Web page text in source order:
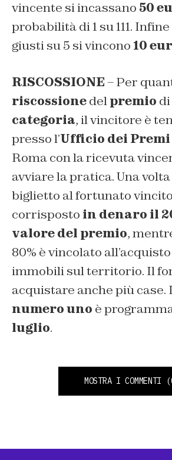
vincente si incassano 50
probabilità di 1 su 111.
giusti su 5 si vincono 10
RISCOSSIONE– Per
riscossionedelpremio
categoria, il vincitore è
presso l’Ufficio dei Premi
Roma con la ricevuta
avviare la pratica. Una
biglietto al fortunato
corrisposto in denaro il
valore del premio,
80% è vincolato
immobili sul territorio. Il
acquistare anche più case.
numero uno è
luglio.
MOSTRA I COMMENTI